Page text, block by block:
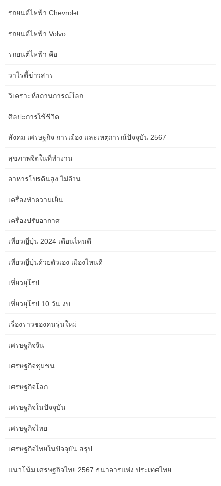
how to calculate your net worth
how to choose travel insurance
how to create clarity without micromanaging
how to curate your digital feeds
how to develop laser focus
how to form deep emotional connections
how to install floating shelves
how to make your website faster
how to manage remote meetings
how to manage screen time
how to overcome procrastination
how to personalize your learning process
how to prep your skin before makeup
how to reduce financial stress
how to reduce oxidative stress
how to reset digital habits
how to scale your business
how to stay motivated every day
how to talk about boundaries
how to travel with only a backpack
how to use music to boost concentration
how to use Slack effectively
Islands and Coastal Areas
รถยนต์ไฟฟ้า Chevrolet
รถยนต์ไฟฟ้า Volvo
รถยนต์ไฟฟ้า คือ
วาไรตี้ข่าวสาร
วิเคราะห์สถานการณ์โลก
ศิลปะการใช้ชีวิต
สังคม เศรษฐกิจ การเมือง และเหตุการณ์ปัจจุบัน 2567
สุขภาพจิตในที่ทำงาน
อาหารโปรตีนสูง ไม่อ้วน
เครื่องทำความเย็น
เครื่องปรับอากาศ
เที่ยวญี่ปุ่น 2024 เดือนไหนดี
เที่ยวญี่ปุ่นด้วยตัวเอง เมืองไหนดี
เที่ยวยุโรป
เที่ยวยุโรป 10 วัน งบ
เรื่องราวของคนรุ่นใหม่
เศรษฐกิจจีน
เศรษฐกิจชุมชน
เศรษฐกิจโลก
เศรษฐกิจในปัจจุบัน
เศรษฐกิจไทย
เศรษฐกิจไทยในปัจจุบัน สรุป
แนวโน้ม เศรษฐกิจไทย 2567 ธนาคารแห่ง ประเทศไทย